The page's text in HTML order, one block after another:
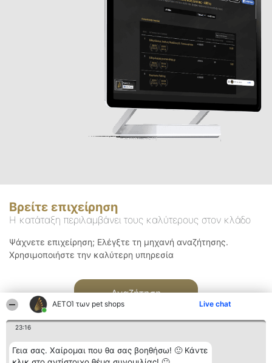
ΑΕΤΟΊ των pet shops Live chat
23:16
Γεια σας. Χαίρομαι που θα σας βοηθήσω! 🙂 Κάντε
Βρείτε επιχείρηση
Η κατάταξη περιλαμβάνει τους καλύτερους στον κλάδο
Ψάχνετε επιχείρηση; Ελέγξτε τη μηχανή αναζήτησης.
Χρησιμοποιήστε την καλύτερη υπηρεσία
Αναζήτηση